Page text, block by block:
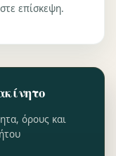
επίσκεψη.
όρους και